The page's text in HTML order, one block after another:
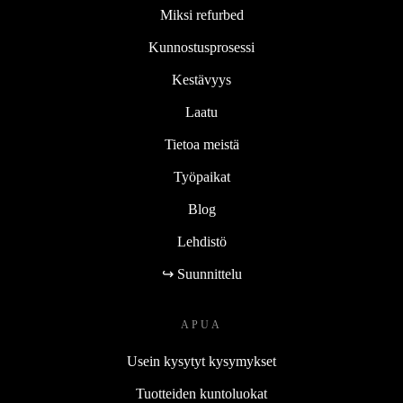
Miksi refurbed
Kunnostusprosessi
Kestävyys
Laatu
Tietoa meistä
Työpaikat
Blog
Lehdistö
↪ Suunnittelu
APUA
Usein kysytyt kysymykset
Tuotteiden kuntoluokat